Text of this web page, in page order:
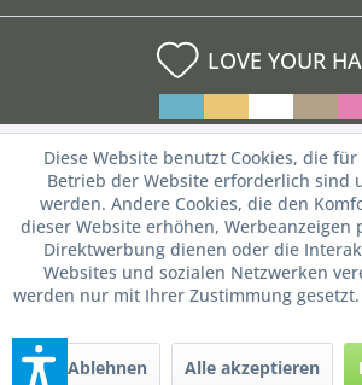
LOVE YOUR
Diese Website benutzt Cookies, die
Betrieb der Website erforderlich sind
werden. Andere Cookies, die den
dieser Website erhöhen, Werbeanzeigen
Direktwerbung dienen oder die
Websites und sozialen Netzwerken
werden nur mit Ihrer Zustimmung gesetzt.
Ablehnen Alle akzeptieren